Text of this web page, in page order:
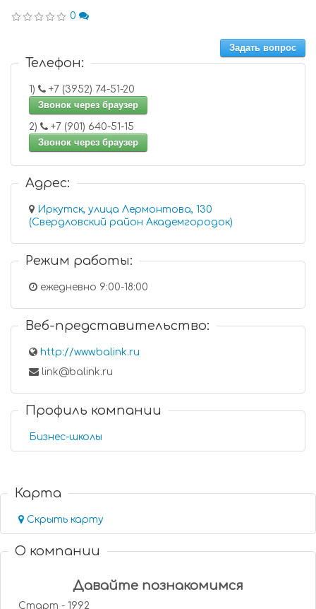
0
Задать вопрос
Телефон:
1)
+7 (3952) 74-51-20
Звонок через браузер
2)
+7 (901) 640-51-15
Звонок через браузер
Адрес:
Иркутск, улица Лермонтова, 130
(Свердловский район Академгородок)
Режим работы:
ежедневно 9:00-18:00
Веб-представительство:
http://www.balink.ru
link@balink.ru
Профиль компании
Бизнес-школы
Карта
Скрыть карту
О компании
Давайте познакомимся
Старт - 1992